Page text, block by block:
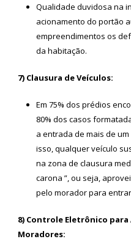
Qualidade duvidosa na
acionamento do portão
empreendimentos os
da habitação.
7) Clausura de Veículos:
Em 75% dos prédios
80% dos casos
a entrada de mais de
isso, qualquer veículo
na zona de clausura
carona ”, ou seja,
pelo morador para
8) Controle Eletrônico
Moradores: